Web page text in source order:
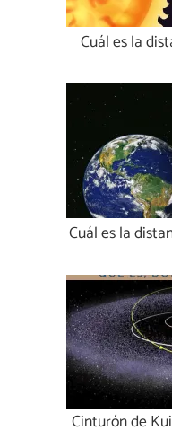
Cuál es la
Cuál es la
Cinturón de